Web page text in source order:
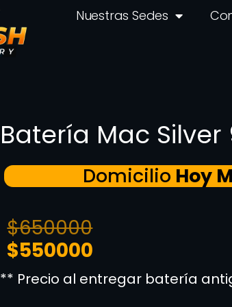
Nuestras Sedes
Batería Mac Silver
Domicilio Hoy
$650000
$550000
** Precio al entregar batería